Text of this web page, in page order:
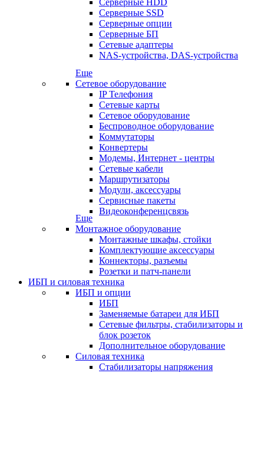
Серверные HDD
Серверные SSD
Серверные опции
Серверные БП
Сетевые адаптеры
NAS-устройства, DAS-устройства
Еще
Сетевое оборудование
IP Телефония
Сетевые карты
Сетевое оборудование
Беспроводное оборудование
Коммутаторы
Конвертеры
Модемы, Интернет - центры
Сетевые кабели
Маршрутизаторы
Модули, аксессуары
Сервисные пакеты
Видеоконференцсвязь
Еще
Монтажное оборудование
Монтажные шкафы, стойки
Комплектующие аксессуары
Коннекторы, разъемы
Розетки и патч-панели
ИБП и силовая техника
ИБП и опции
ИБП
Заменяемые батареи для ИБП
Сетевые фильтры, стабилизаторы и
блок розеток
Дополнительное оборудование
Силовая техника
Стабилизаторы напряжения